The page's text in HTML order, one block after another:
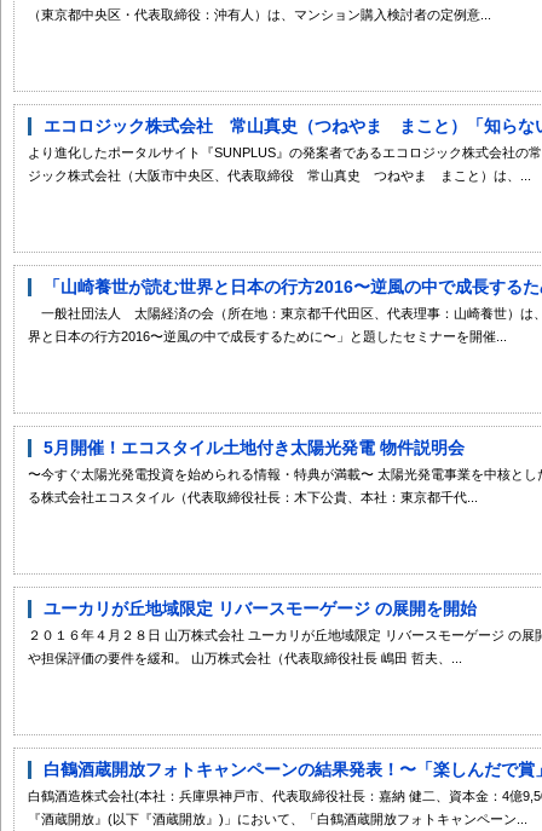
（東京都中央区・代表取締役：沖有人）は、マンション購入検討者の定例意...
エコロジック株式会社 常山真史（つねやま まこと）「知らな
より進化したポータルサイト『SUNPLUS』の発案者であるエコロジック株式会社の
ジック株式会社（大阪市中央区、代表取締役 常山真史 つねやま まこと）は、...
「山崎養世が読む世界と日本の行方2016〜逆風の中で成長する
一般社団法人 太陽経済の会（所在地：東京都千代田区、代表理事：山崎養世）は
界と日本の行方2016〜逆風の中で成長するために〜」と題したセミナーを開催...
5月開催！エコスタイル土地付き太陽光発電 物件説明会
〜今すぐ太陽光発電投資を始められる情報・特典が満載〜 太陽光発電事業を中核と
る株式会社エコスタイル（代表取締役社長：木下公貴、本社：東京都千代...
ユーカリが丘地域限定 リバースモーゲージ の展開を開始
２０１６年４月２８日 山万株式会社 ユーカリが丘地域限定 リバースモーゲージ の
や担保評価の要件を緩和。 山万株式会社（代表取締役社長 嶋田 哲夫、...
白鶴酒蔵開放フォトキャンペーンの結果発表！〜「楽しんだで賞
白鶴酒造株式会社(本社：兵庫県神戸市、代表取締役社長：嘉納 健二、資本金：4億
『酒蔵開放』(以下『酒蔵開放』)」において、「白鶴酒蔵開放フォトキャンペーン...